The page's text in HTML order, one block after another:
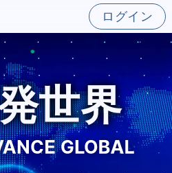
ログイン
世界